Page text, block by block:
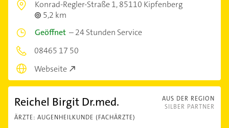
Konrad-Regler-Straße 1,85110 Kipfenberg
5,2 km
Geöffnet –24 Stunden Service
08465 17 50
Webseite
AUS DER REGION
SILBER PARTNER
Reichel Birgit Dr.med.
ÄRZTE: AUGENHEILKUNDE (FACHÄRZTE)